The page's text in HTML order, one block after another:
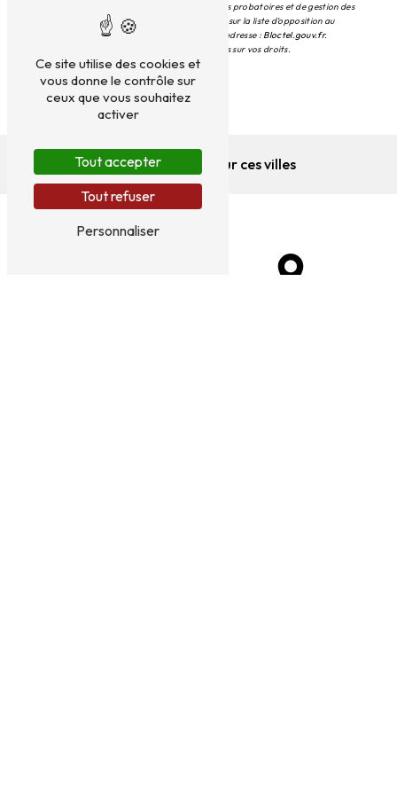
pendant la durée de prescription légale aux fins probatoires et de gestion des
contentieux. Vous avez le droit de vous inscrire sur la liste d'opposition au
démarchage téléphonique, disponible à cette adresse : Bloctel.gouv.fr.
Consultez le site cnil.fr pour plus d’informations sur vos droits.
Nous intervenons sur ces villes
Ce site utilise des cookies et
vous donne le contrôle sur
ceux que vous souhaitez
activer
Tout accepter
Tout refuser
Personnaliser